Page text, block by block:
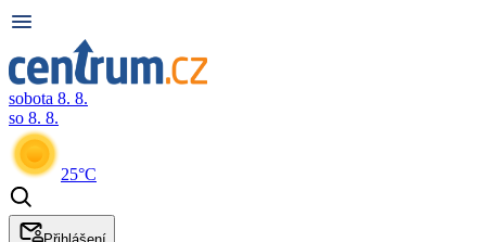
sobota 8. 8.
so 8. 8.
25°C